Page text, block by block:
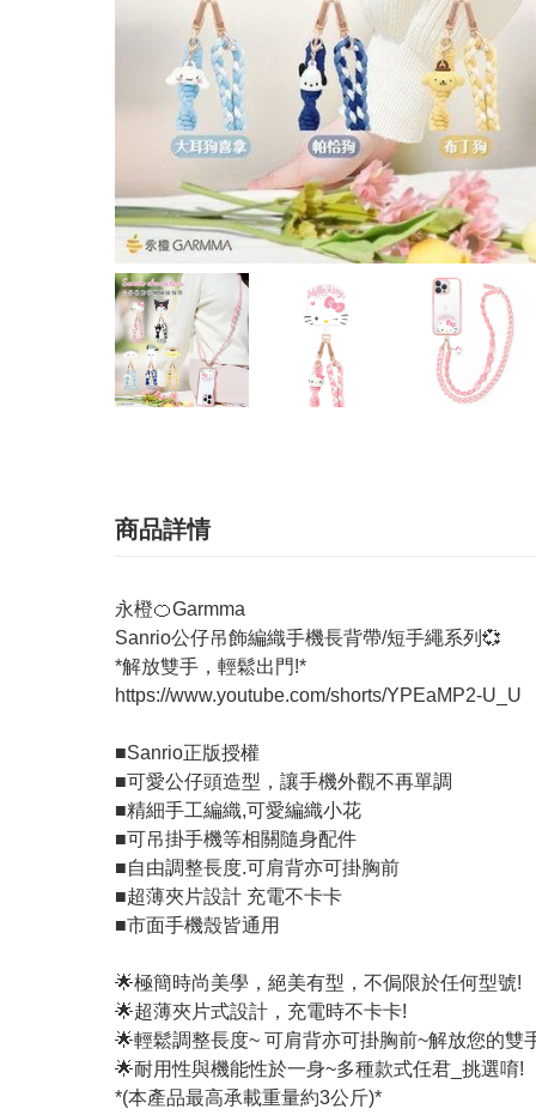
商品詳情
永橙🍊Garmma
Sanrio公仔吊飾編織手機長背帶/短手繩系列💞
*解放雙手，輕鬆出門!*
https://www.youtube.com/shorts/YPEaMP2-U_U
■Sanrio正版授權
■可愛公仔頭造型，讓手機外觀不再單調
■精細手工編織,可愛編織小花
■可吊掛手機等相關隨身配件
■自由調整長度.可肩背亦可掛胸前
■超薄夾片設計 充電不卡卡
■市面手機殼皆通用
🌟極簡時尚美學，絕美有型，不侷限於任何型號!
🌟超薄夾片式設計，充電時不卡卡!
🌟輕鬆調整長度~ 可肩背亦可掛胸前~解放您的雙
🌟耐用性與機能性於一身~多種款式任君_挑選唷!
*(本產品最高承載重量約3公斤)*